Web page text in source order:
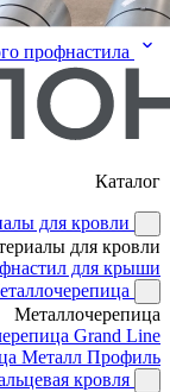
профнастила
Каталог
для кровли
для кровли
для крыши
Металлочерепица
Grand Line
Металл Профиль
кровля